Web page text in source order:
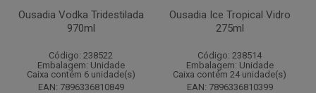
Ousadia Vodka Tridestilada
970ml
Código: 238522
Embalagem: Unidade
Caixa contém 6 unidade(s)
EAN: 7896336810849
Ousadia Ice Tropical Vidro
275ml
Código: 238514
Embalagem: Unidade
Caixa contém 24 unidade(s)
EAN: 7896336810399